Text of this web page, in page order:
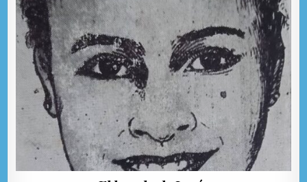
o
o
k
n
ti
r